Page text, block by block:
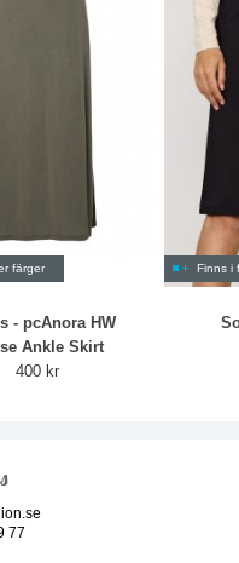
färger
- pcAnora HW
Ankle Skirt
400 kr
Finns i
77